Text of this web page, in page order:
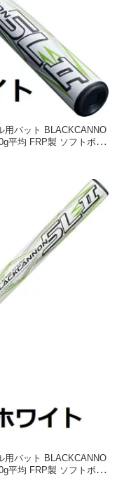
用バット BLACKCANNO
平均 FRP製 ソフトボー
用バット BLACKCANNO
平均 FRP製 ソフトボー